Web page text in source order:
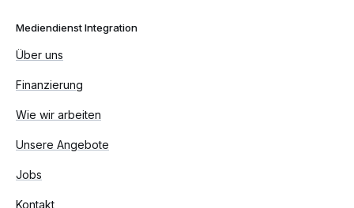
Mediendienst Integration
Über uns
Finanzierung
Wie wir arbeiten
Unsere Angebote
Jobs
Kontakt